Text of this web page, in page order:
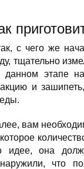
с чего же
тщательно
данном этапе
и
вам
идее, она
что